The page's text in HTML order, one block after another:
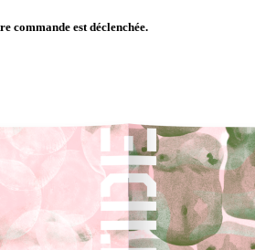
commande est déclenchée.